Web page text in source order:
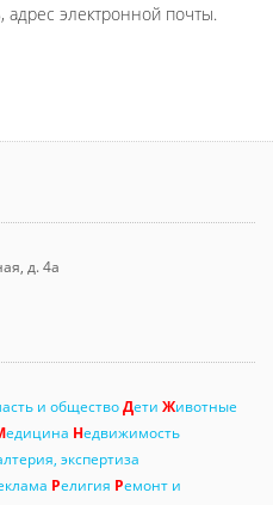
адрес электронной почты.
д. 4а
и обществоДети Животные
едицина Недвижимость
экспертиза
Религия Ремонт и